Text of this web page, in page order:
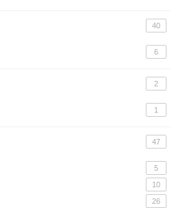
40
6
2
1
47
5
10
26